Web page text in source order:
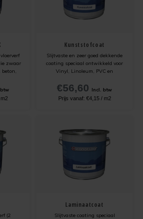
verven
in Leeuwarden
zwaar
voor
m2
Kunststofcoat
Slijtvaste en zeer goed dekkende
coating speciaal ontwikkeld voor
Vinyl, Linoleum, PVC en
€56,60 Incl. btw
Prijs vanaf: €4,15 / m2
(2
Laminaatcoat
Slijtvaste coating speciaal